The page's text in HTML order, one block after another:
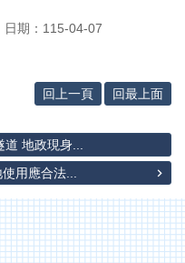
日期：115-04-07
回上一頁 回最上面
道 地政現身...
用應合法...